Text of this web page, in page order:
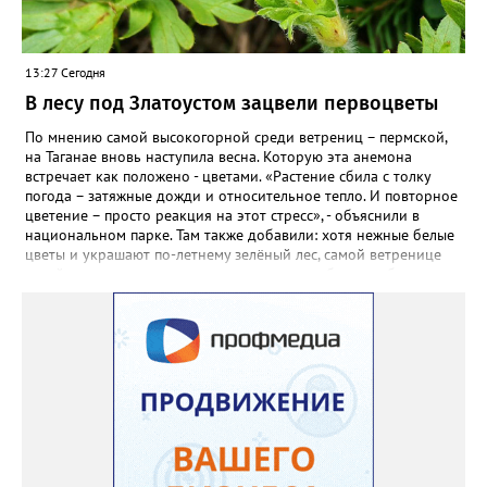
на удивление хорошей: из пяти семян из каждой пачки четыре
взошли даже без стратификации. После покупки (по весне)
садовод советует сразу убрать семена в холодильник на два
месяца, а место посадки - мульчировать мелкой корой. Семена
самосевом в ней отлично прорастают. Если иногда срезать
сухие цветы и стряхивать семена вокруг куртины, лаванда
весной прорастет сама. Ещё один секрет – этот символ
Прованса не любит «вкусную» почву. Добавляйте в посадочную
яму гравий и песок – требуется хороший дренаж. В первый год
Екатерина рекомендует цветы убирать, чтобы силы куста
пошли на наращивание корневой системы. А со второго года
пусть лаванда цветёт во всю силу! Фото: Екатерина Бойко,
специально для «Златоуст.инфо». Обсуждение новости здесь
13:27 Сегодня
В лесу под Златоустом зацвели первоцветы
По мнению самой высокогорной среди ветрениц – пермской,
на Таганае вновь наступила весна. Которую эта анемона
встречает как положено - цветами. «Растение сбила с толку
погода – затяжные дожди и относительное тепло. И повторное
цветение – просто реакция на этот стресс», - объяснили в
национальном парке. Там также добавили: хотя нежные белые
цветы и украшают по-летнему зелёный лес, самой ветренице
силы перед долгой зимовкой.